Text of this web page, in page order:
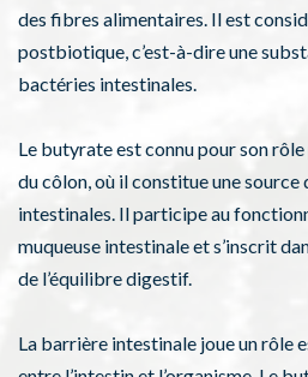
des fibres alimentaires. Il est
postbiotique, c’est-à-dire une
bactéries intestinales.
Le butyrate est connu pour son
du côlon, où il constitue une source
intestinales. Il participe au
muqueuse intestinale et s’inscrit
de l’équilibre digestif.
La barrière intestinale joue un rôle